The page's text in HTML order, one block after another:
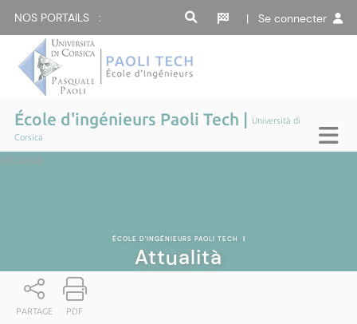
NOS PORTAILS : | Se connecter
École d'ingénieurs Paoli Tech |
Università di
Corsica
Attualità
ÉCOLE D'INGÉNIEURS PAOLI TECH |
Attualità
PARTAGE PDF